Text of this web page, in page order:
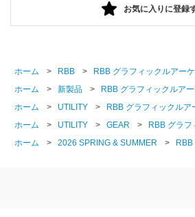
お気に入りに登録
ホーム > RBB >
RBB グラフィックルアー
ホーム
> 新製品 >
RBB グラフィックルア
ホーム
> UTILITY >
RBB グラフィックルア
ホーム
> UTILITY > GEAR >
RBB グラフ
ホーム
> 2026 SPRING & SUMMER > RBB